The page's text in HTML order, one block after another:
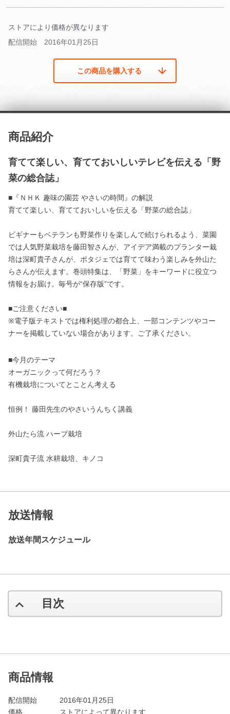
ストアにより価格が異なります
配信開始 2016年01月25日
この商品を購入する
商品紹介
育てて楽しい、育てておいしいテレビを伝える「野
菜の総合誌」
■『ＮＨＫ 趣味の園芸 やさいの時間』の解説
育てて楽しい、育てておいしいを伝える「野菜の総合誌」
ビギナーもベテランも野菜作りを楽しんで続けられるよう、菜園
では人気野菜栽培を藤田智さんが、アイデア満載のプランター栽
培は深町貴子さんが、ポタジェでは育てて味わう楽しみを外山た
らさんが伝えます。巻頭特集は、「野菜」をキーワードに役立つ
情報をお届け。毎号が“保存版”です。
■ご注意ください■
※電子版テキストでは権利処理の都合上、一部コンテンツやコー
ナーを掲載していない場合があります。ご了承ください。
■今月のテーマ
オーガニックって何だろう？
有機栽培についてとことん考える
恒例！ 藤田先生のやさいうんちく講義
外山たら流 ハーブ栽培
深町貴子流 水耕栽培、キノコ
放送情報
放送年間スケジュール
目次
商品情報
配信開始
2016年01月25日
価格
ストアによって異なります